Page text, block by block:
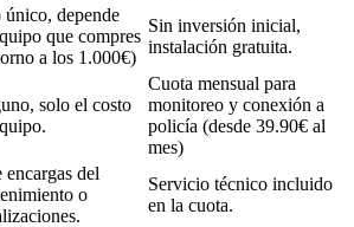
único, depende
que compres
a los 1.000€)
Sin inversión inicial,
instalación gratuita.
solo el costo
Cuota mensual para
monitoreo y conexión a
policía (desde 39.90€ al
mes)
encargas del
o
Servicio técnico incluido
en la cuota.